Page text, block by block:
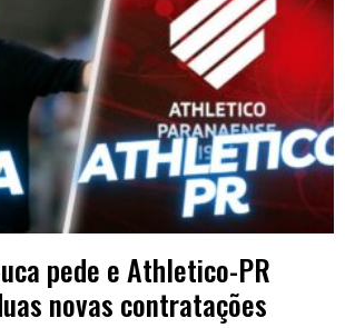
pede e Athletico-PR
novas contratações